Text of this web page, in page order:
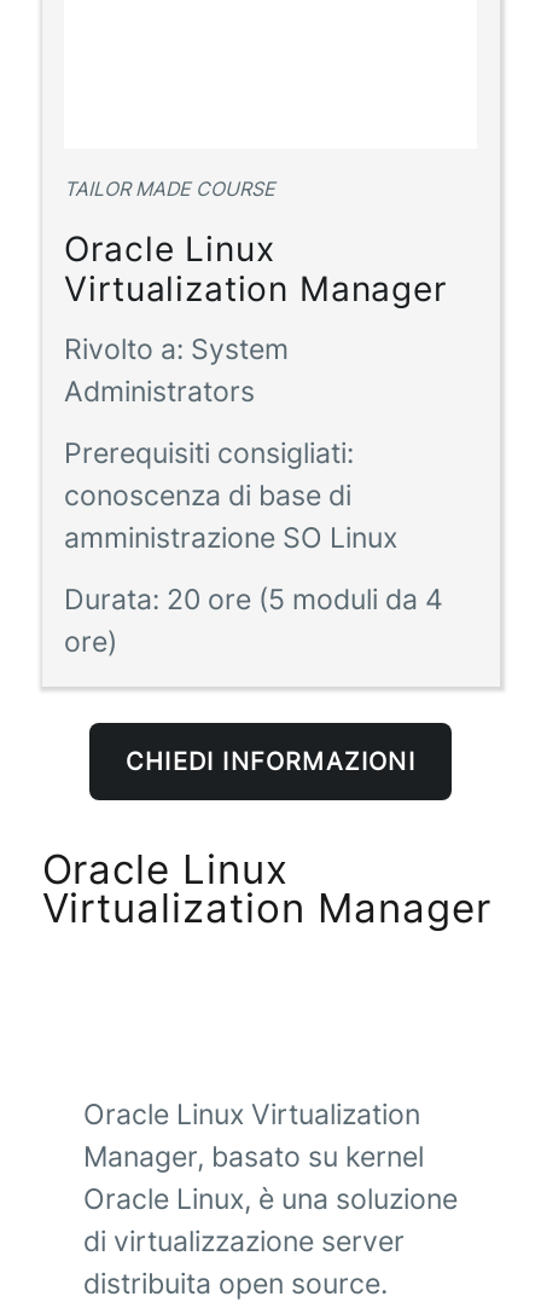
TAILOR MADE COURSE
Oracle Linux
Virtualization Manager
Rivolto a: System
Administrators
Prerequisiti consigliati:
conoscenza di base di
amministrazione SO Linux
Durata: 20 ore (5 moduli da 4
ore)
CHIEDI INFORMAZIONI
Oracle Linux
Virtualization Manager
Oracle Linux Virtualization
Manager, basato su kernel
Oracle Linux, è una soluzione
di virtualizzazione server
distribuita open source.